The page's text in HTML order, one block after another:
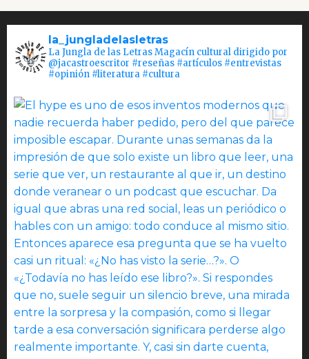
la_jungladelasletras
La Jungla de las Letras Magacín cultural dirigido por
@jacastroescritor #reseñas #artículos #entrevistas
#opinión #literatura #cultura